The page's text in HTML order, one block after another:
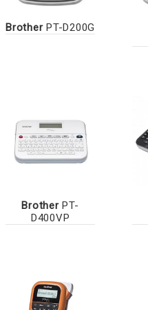
BrotherPT-D200G
BrotherPT-
D400VP